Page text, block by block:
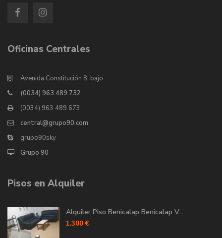
Oficinas Centrales
Avenida Constitución 8, bajo
(0034) 963 489 732
(0034) 963 489 673
central@grupo90.com
grupo90sky
Grupo 90
Pisos en Alquiler
Alquiler Piso Benicalap Benicalap V...
1.300 €